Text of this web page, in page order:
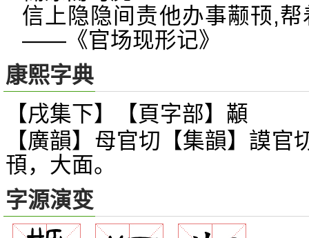
信上隐隐间责他办事颟顸,
——《官场现形记》
康熙字典
【戌集下】【頁字部】顢
【廣韻】母官切【集韻】謨官
頇，大面。
字源演变